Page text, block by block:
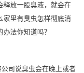
释放一股臭液，就会在
家里有臭虫怎样彻底消
法你知道吗？
司说臭虫会在晚上或者